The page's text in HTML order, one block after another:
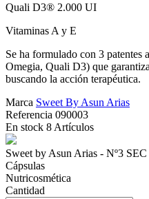
Quali D3® 2.000 UI
Vitaminas A y E
Se ha formulado con 3 patentes
Omegia, Quali D3) que
buscando la acción terapéutica.
Marca Sweet By Asun Arias
Referencia 090003
En stock 8 Artículos
Sweet by Asun Arias - Nº3
Cápsulas
Nutricosmética
Cantidad